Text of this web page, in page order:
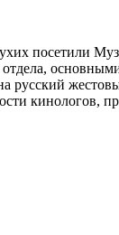
посетили
русский
кинологов,